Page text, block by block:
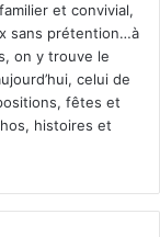
et convivial,
sans prétention…à
on y trouve le
celui de
fêtes et
histoires et